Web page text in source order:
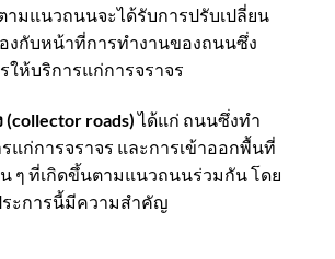
ามแนวถนนจะได้รับการปรับเปลี่ยน
งกับหน้าที่การทํางานของถนนซึ่ง
ให้บริการแก่การจราจร
roads)ได้แก่ ถนนซึ่งทํา
แก่การจราจร และการเข้าออกพื้นที่
ๆ ที่เกิดขึ้นตามแนวถนนร่วมกัน โดย
ะการนี้มีความสําคัญ